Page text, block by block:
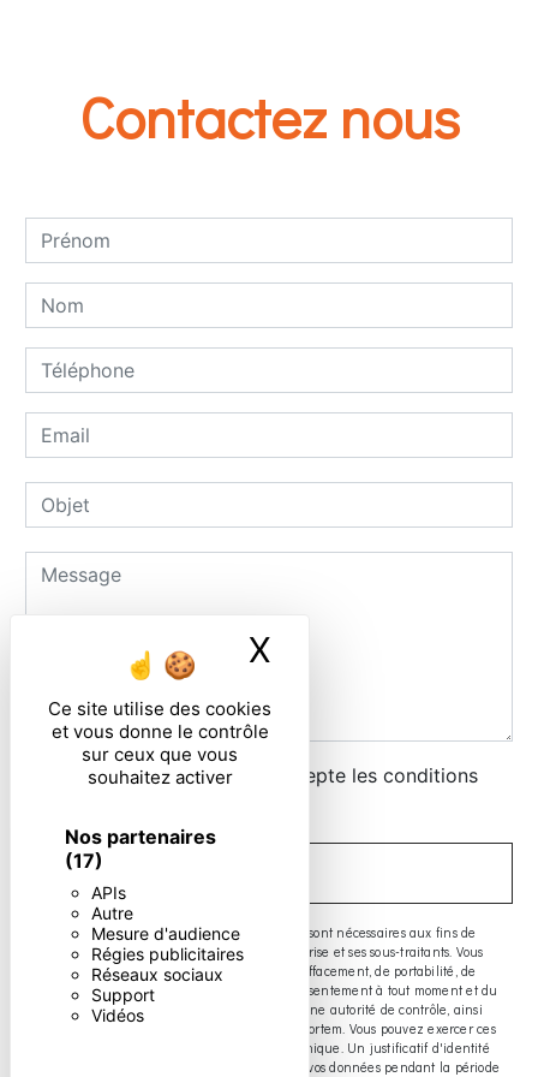
Ce site utilise des cookies
et vous donne le contrôle
sur ceux que vous
souhaitez activer
Nos partenaires
(17)
APIs
Autre
Mesure d'audience
Régies publicitaires
Réseaux sociaux
Support
Vidéos
X
Contactez nous
En cochant cette case, j'accepte les conditions
** Les données personnelles communiquées sont nécessaires aux fins de
vous contacter. Elles sont destinées à l'entreprise et ses sous-traitants. Vous
disposez de droits d’accès, de rectification, d’effacement, de portabilité, de
limitation, d’opposition, de retrait de votre consentement à tout moment et du
droit d’introduire une réclamation auprès d’une autorité de contrôle, ainsi
que d’organiser le sort de vos données post-mortem. Vous pouvez exercer ces
droits par voie postale ou par courrier électronique. Un justificatif d'identité
pourra vous être demandé. Nous conservons vos données pendant la période